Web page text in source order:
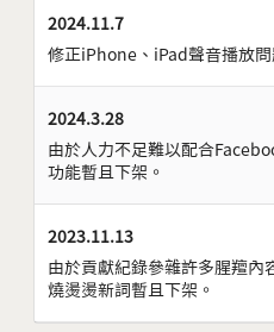
2024.11.7
修正iPhone、iPad聲音播放問
2024.3.28
由於人力不足難以配合
功能暫且下架。
2023.11.13
由於貢獻紀錄參雜許多腥羶內
燒燙燙新詞暫且下架。